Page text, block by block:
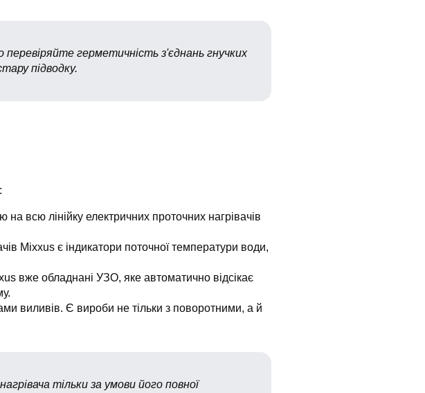
герметичність з'єднань гнучких
підводку.
всю лінійку електричних проточних нагрівачів
Mixxus є індикатори поточної температури води,
вже обладнані УЗО, яке автоматично відсікає
виливів. Є вироби не тільки з поворотними, а й
тільки за умови його повної